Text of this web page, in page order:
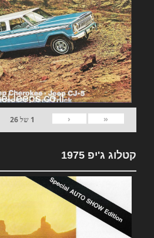
«
‹
1 של26
קטלוג ג'יפ 1975